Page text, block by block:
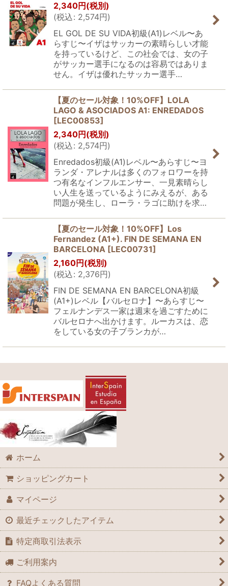
2,340円 (税別)
(税込: 2,574円)
EL GOL DE SU VIDA初級(A1)レベル〜あ
らすじ〜イザはサッカーの素晴らしい才能
を持っているけど、この社会では、女の子
がサッカー選手になるのは容易ではありま
せん。イザは優れたサッカー選手…
【夏のセール対象！10%OFF】LOLA
LAGO & ASOCIADOS A1: ENREDADOS
[LEC00853]
2,340円 (税別)
(税込: 2,574円)
Enredados初級(A1)レベル〜あらすじ〜ヨ
ランダ・アレナルは多くのフォロワーを持
つ有名なインフルエンサー、一見素晴らし
い人生を送っているようにみえるが、ある
問題が発生し、ローラ・ラゴに助けを求…
【夏のセール対象！10%OFF】Los
Fernandez (A1+). FIN DE SEMANA EN
BARCELONA [LEC00731]
2,160円 (税別)
(税込: 2,376円)
FIN DE SEMANA EN BARCELONA初級
(A1+)レベル【バルセロナ】〜あらすじ〜
フェルナンデス一家は週末を過ごすために
バルセロナへ出かけます。ルーカスは、恋
をしている女の子ブランカが…
ホーム
ショッピングカート
マイページ
最近チェックしたアイテム
特定商取引法表示
ご利用案内
FAQよくある質問